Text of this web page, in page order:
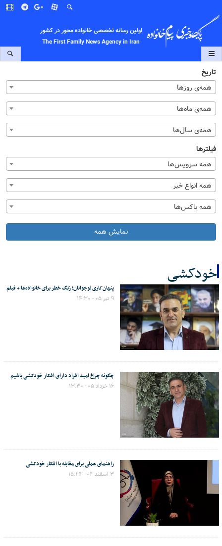
اولین رسانه تخصصی خانواده محور در کشور
The First Family News Agency in Iran
تاریخ
همه‌ی روزها
همه‌ی ماه‌ها
همه‌ی سال‌ها
فیلترها
همه سرویس‌ها
همه انواع خبر
همه باکس‌ها
نمایش همه
خودکشی
کل اخبار:37 پنهان‌کاری نوجوانان؛ زنگ خطر برای خانواده‌ها + فیلم
۹ تیر ۰۵ - ۱۴:۳۰
چگونه چراغ امید افراد دارای افکار خودکشی باشیم
۱۶ خرداد ۰۵ - ۱۳:۳۰
راهنمای عملی برای مقابله با افکار خودکشی
۳ اسفند ۰۴ - ۱۵:۴۴